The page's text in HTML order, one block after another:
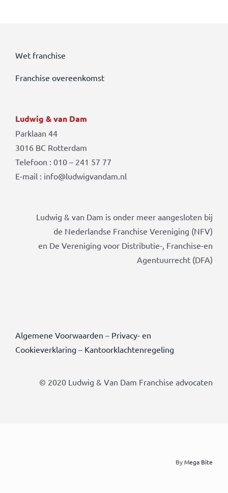
Wet franchise
Franchise overeenkomst
Ludwig & van Dam
Parklaan 44
3016 BC Rotterdam
Telefoon : 010 – 241 57 77
E-mail : info@ludwigvandam.nl
Ludwig & van Dam is onder meer aangesloten bij
de Nederlandse Franchise Vereniging (NFV)
en De Vereniging voor Distributie-, Franchise-en
Agentuurrecht (DFA)
Algemene Voorwaarden – Privacy- en
Cookieverklaring – Kantoorklachtenregeling
© 2020 Ludwig & Van Dam Franchise advocaten
ByMega Bite